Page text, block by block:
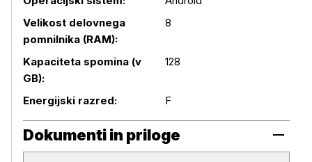
Podrobnosti izdelka
Velikost delovnega
pomnilnika (RAM):
8
Kapaciteta spomina (v
GB):
128
Energijski razred: F
Dokumenti in priloge